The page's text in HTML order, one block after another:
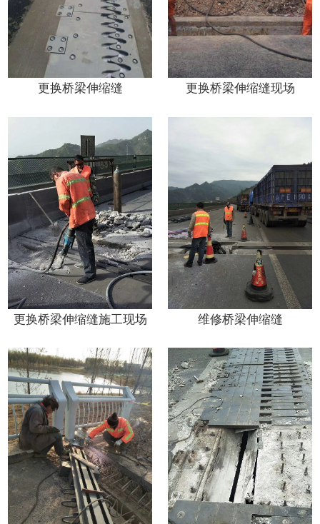
更换桥梁伸缩缝 更换桥梁伸缩缝现场
更换桥梁伸缩缝施工现场 维修桥梁伸缩缝